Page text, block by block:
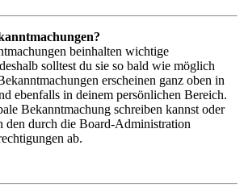
beinhalten wichtige
solltest du sie so bald wie möglich
erscheinen ganz oben in
ebenfalls in deinem persönlichen Bereich.
Bekanntmachung schreiben kannst oder
den durch die Board-Administration
ab.